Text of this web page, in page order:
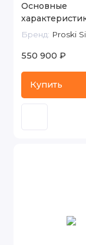
Основные
Бренд: Proski
550 900 ₽
Купить